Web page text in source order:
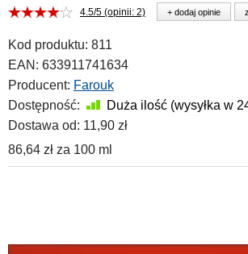
4.5/5 (opinii: 2) + dodaj opinie
Kod produktu: 811
EAN: 633911741634
Producent: Farouk
Dostępność:
Duża ilość (wysyłka w
Dostawa od: 11,90 zł
86,64 zł za 100 ml